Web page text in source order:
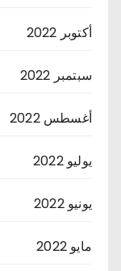
أكتوبر 2022
سبتمبر 2022
أغسطس 2022
يوليو 2022
يونيو 2022
مايو 2022